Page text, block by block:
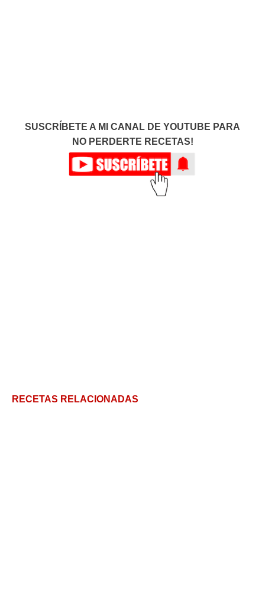
SUSCRÍBETE A MI CANAL DE YOUTUBE PARA
NO PERDERTE RECETAS!
RECETAS RELACIONADAS